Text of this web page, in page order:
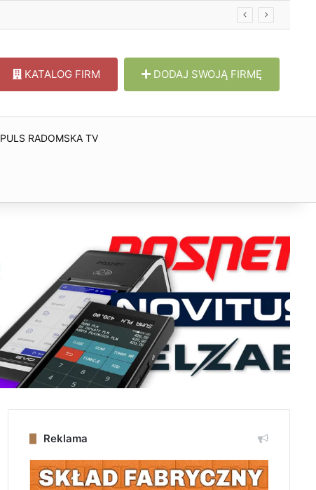
KATALOG FIRM DODAJ SWOJĄ FIRMĘ
PULS RADOMSKA TV
Reklama